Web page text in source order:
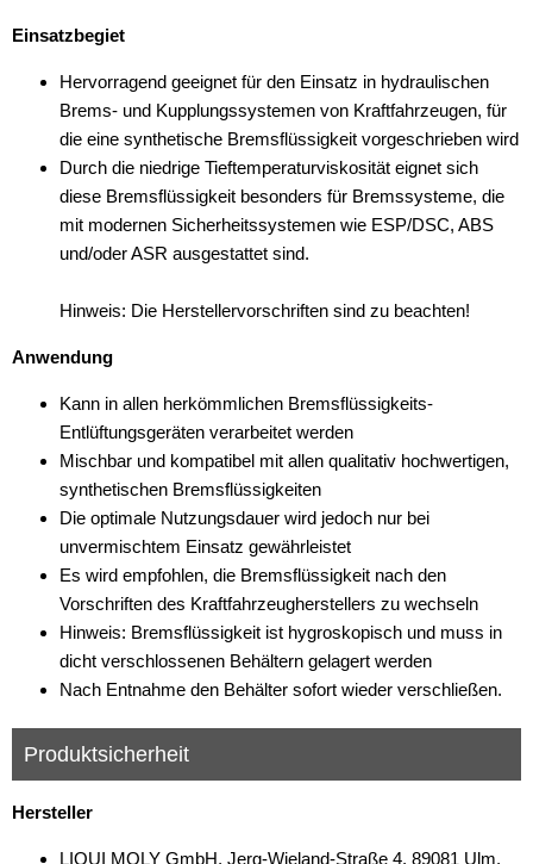
Einsatzbegiet
Hervorragend geeignet für den Einsatz in hydraulischen
Brems- und Kupplungssystemen von Kraftfahrzeugen, für
die eine synthetische Bremsflüssigkeit vorgeschrieben wird
Durch die niedrige Tieftemperaturviskosität eignet sich
diese Bremsflüssigkeit besonders für Bremssysteme, die
mit modernen Sicherheitssystemen wie ESP/DSC, ABS
und/oder ASR ausgestattet sind.
Hinweis: Die Herstellervorschriften sind zu beachten!
Anwendung
Kann in allen herkömmlichen Bremsflüssigkeits-
Entlüftungsgeräten verarbeitet werden
Mischbar und kompatibel mit allen qualitativ hochwertigen,
synthetischen Bremsflüssigkeiten
Die optimale Nutzungsdauer wird jedoch nur bei
unvermischtem Einsatz gewährleistet
Es wird empfohlen, die Bremsflüssigkeit nach den
Vorschriften des Kraftfahrzeugherstellers zu wechseln
Hinweis: Bremsflüssigkeit ist hygroskopisch und muss in
dicht verschlossenen Behältern gelagert werden
Nach Entnahme den Behälter sofort wieder verschließen.
Produktsicherheit
Hersteller
LIQUI MOLY GmbH, Jerg-Wieland-Straße 4, 89081 Ulm,